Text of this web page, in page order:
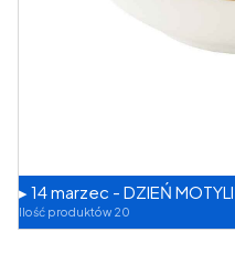
▸ 14 marzec - DZIEŃ MOTYLI
Ilość produktów 20